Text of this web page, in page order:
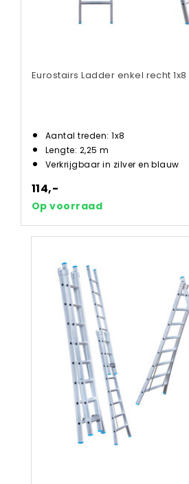
Eurostairs Ladder enkel recht
Aantal treden: 1x8
Lengte: 2,25 m
Verkrijgbaar in zilver en blauw
114,-
Op voorraad